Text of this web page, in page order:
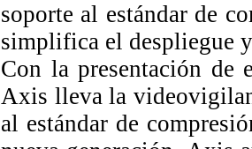
soporte al estándar de
simplifica el despliegue
Con la presentación de
Axis lleva la
al estándar de